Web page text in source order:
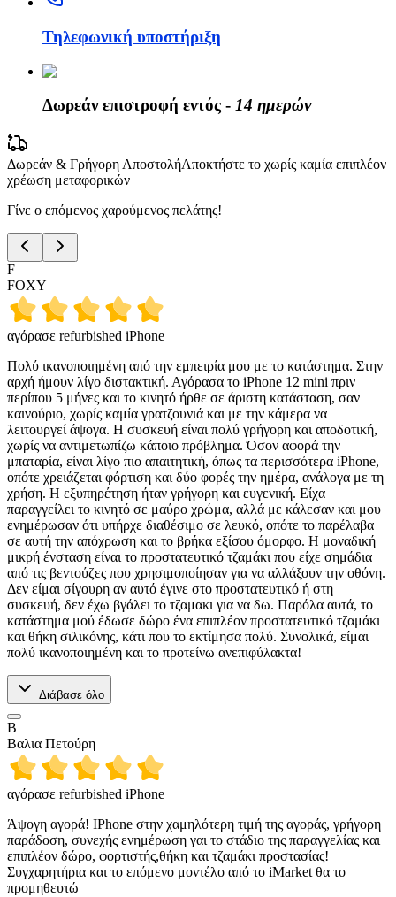
Τηλεφωνική υποστήριξη
Δωρεάν επιστροφή εντός - 14 ημερών
Δωρεάν & Γρήγορη ΑποστολήΑποκτήστε το χωρίς καμία επιπλέον
χρέωση μεταφορικών
Γίνε ο επόμενος χαρούμενος πελάτης!
F
FOXY
αγόρασε refurbished iPhone
Πολύ ικανοποιημένη από την εμπειρία μου με το κατάστημα. Στην
αρχή ήμουν λίγο διστακτική. Αγόρασα το iPhone 12 mini πριν
περίπου 5 μήνες και το κινητό ήρθε σε άριστη κατάσταση, σαν
καινούριο, χωρίς καμία γρατζουνιά και με την κάμερα να
λειτουργεί άψογα. Η συσκευή είναι πολύ γρήγορη και αποδοτική,
χωρίς να αντιμετωπίζω κάποιο πρόβλημα. Όσον αφορά την
μπαταρία, είναι λίγο πιο απαιτητική, όπως τα περισσότερα iPhone,
οπότε χρειάζεται φόρτιση και δύο φορές την ημέρα, ανάλογα με τη
χρήση. Η εξυπηρέτηση ήταν γρήγορη και ευγενική. Είχα
παραγγείλει το κινητό σε μαύρο χρώμα, αλλά με κάλεσαν και μου
ενημέρωσαν ότι υπήρχε διαθέσιμο σε λευκό, οπότε το παρέλαβα
σε αυτή την απόχρωση και το βρήκα εξίσου όμορφο. Η μοναδική
μικρή ένσταση είναι το προστατευτικό τζαμάκι που είχε σημάδια
από τις βεντούζες που χρησιμοποίησαν για να αλλάξουν την οθόνη.
Δεν είμαι σίγουρη αν αυτό έγινε στο προστατευτικό ή στη
συσκευή, δεν έχω βγάλει το τζαμακι για να δω. Παρόλα αυτά, το
κατάστημα μού έδωσε δώρο ένα επιπλέον προστατευτικό τζαμάκι
και θήκη σιλικόνης, κάτι που το εκτίμησα πολύ. Συνολικά, είμαι
πολύ ικανοποιημένη και το προτείνω ανεπιφύλακτα!
Διάβασε όλο
Β
Βαλια Πετούρη
αγόρασε refurbished iPhone
Άψογη αγορά! IPhone στην χαμηλότερη τιμή της αγοράς, γρήγορη
παράδοση, συνεχής ενημέρωση γαι το στάδιο της παραγγελίας και
επιπλέον δώρο, φορτιστής,θήκη και τζαμάκι προστασίας!
Συγχαρητήρια και το επόμενο μοντέλο από το iMarket θα το
προμηθευτώ